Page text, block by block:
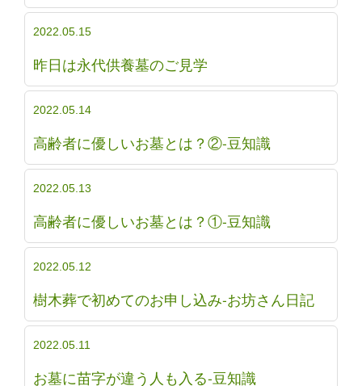
2022.05.15
昨日は永代供養墓のご見学
2022.05.14
高齢者に優しいお墓とは？②-豆知識
2022.05.13
高齢者に優しいお墓とは？①-豆知識
2022.05.12
樹木葬で初めてのお申し込み-お坊さん日記
2022.05.11
お墓に苗字が違う人も入る-豆知識